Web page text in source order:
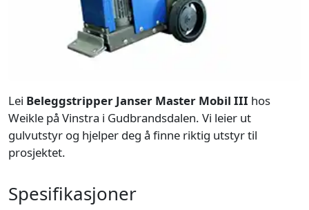
Lei Beleggstripper Janser Master Mobil III hos
Weikle på Vinstra i Gudbrandsdalen. Vi leier ut
gulvutstyr og hjelper deg å finne riktig utstyr til
prosjektet.
Spesifikasjoner